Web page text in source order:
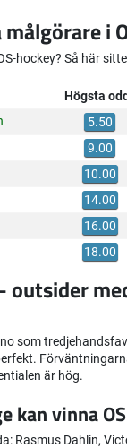
i
hockey? Så här
Högsta
5.50
9.00
10.00
14.00
16.00
18.00
outsider
som
är hög.
kan vinna
Rasmus Dahlin,